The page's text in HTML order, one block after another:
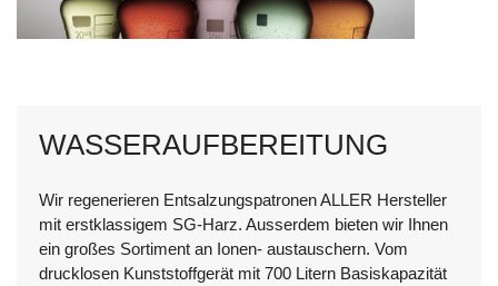
WASSERAUFBEREITUNG
Wir regenerieren Entsalzungspatronen ALLER Hersteller
mit erstklassigem SG-Harz. Ausserdem bieten wir Ihnen
ein großes Sortiment an Ionen- austauschern. Vom
drucklosen Kunststoffgerät mit 700 Litern Basiskapazität